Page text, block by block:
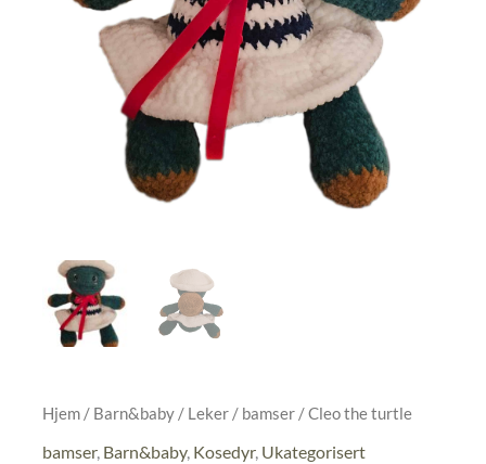
Hjem / Barn&baby / Leker / bamser / Cleo the turtle
bamser, Barn&baby, Kosedyr, Ukategorisert